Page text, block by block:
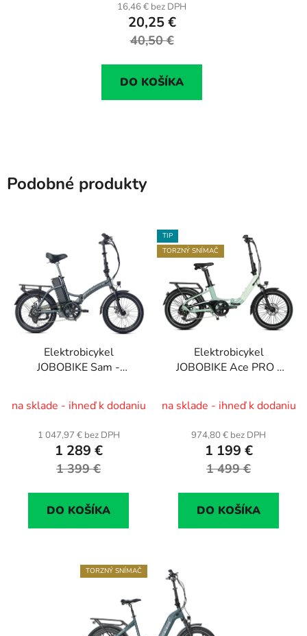
16,46 € bez DPH
20,25 €
40,50 €
DO KOŠÍKA
Podobné produkty
Elektrobicykel
JOBOBIKE Sam -
na sklade - ihneď k dodaniu
1 047,97 € bez DPH
1 289 €
1 399 €
DO KOŠÍKA
TIP
TORZNÝ SNÍMAČ
Elektrobicykel
JOBOBIKE Ace PRO -
na sklade - ihneď k dodaniu
974,80 € bez DPH
1 199 €
1 499 €
DO KOŠÍKA
TORZNÝ SNÍMAČ